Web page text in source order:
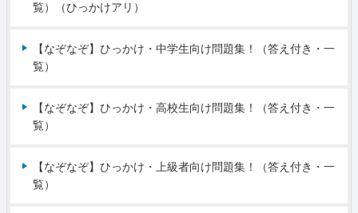
覧）（ひっかけアリ）
【なぞなぞ】ひっかけ・中学生向け問題集！（答え付き・一
覧）
【なぞなぞ】ひっかけ・高校生向け問題集！（答え付き・一
覧）
【なぞなぞ】ひっかけ・上級者向け問題集！（答え付き・一
覧）